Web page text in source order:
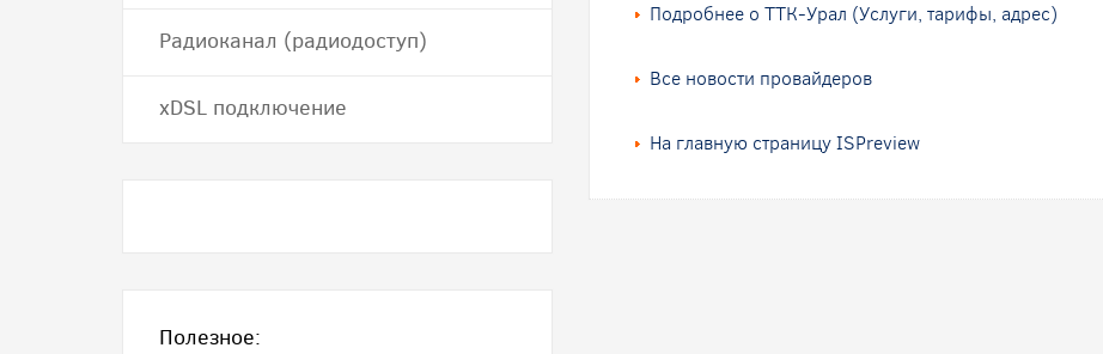
Подробнее о ТТК-Урал (Услуги, тарифы, адрес)
Все новости провайдеров
На главную страницу ISPreview
Радиоканал (радиодоступ)
хDSL подключение
Полезное: